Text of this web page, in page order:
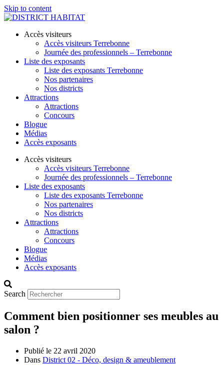
Skip to content
Accès visiteurs
Accès visiteurs Terrebonne
Journée des professionnels – Terrebonne
Liste des exposants
Liste des exposants Terrebonne
Nos partenaires
Nos districts
Attractions
Attractions
Concours
Blogue
Médias
Accès exposants
Accès visiteurs
Accès visiteurs Terrebonne
Journée des professionnels – Terrebonne
Liste des exposants
Liste des exposants Terrebonne
Nos partenaires
Nos districts
Attractions
Attractions
Concours
Blogue
Médias
Accès exposants
Search
Comment bien positionner ses meubles au
salon ?
Publié le 22 avril 2020
Dans District 02 - Déco, design & ameublement